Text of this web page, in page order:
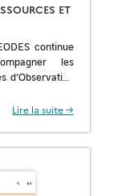
ET
continue
les
Lire la suite →